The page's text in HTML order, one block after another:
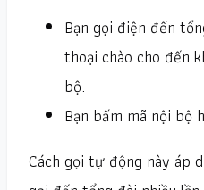
Bạn gọi điện đến
thoại chào cho đến
bộ.
Bạn bấm mã nội bộ
Cách gọi tự động này áp